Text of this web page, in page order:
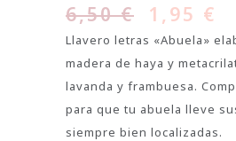
6,50€ 1,95 €
Llavero letras «Abuela»
madera de haya y
lavanda y frambuesa.
para que tu abuela lleve
siempre bien localizadas.